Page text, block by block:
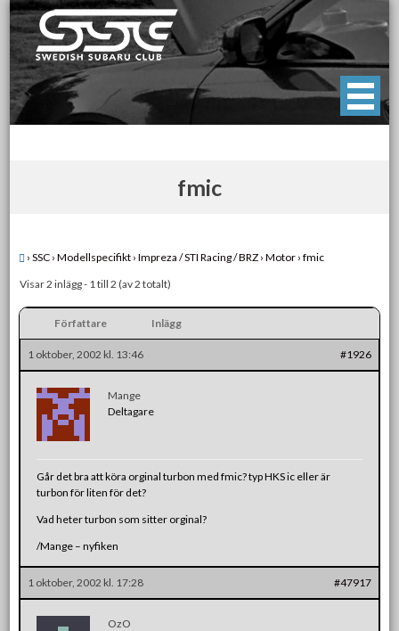
Skip
to
content
Swedish Subaru Club
För oss som älskar Subaru!
fmic
› SSC › Modellspecifikt › Impreza / STI Racing / BRZ › Motor › fmic
Visar 2 inlägg - 1 till 2 (av 2 totalt)
Författare Inlägg
1 oktober, 2002 kl. 13:46 #1926
Mange
Deltagare
Går det bra att köra orginal turbon med fmic? typ HKS ic eller är
turbon för liten för det?
Vad heter turbon som sitter orginal?
/Mange – nyfiken
1 oktober, 2002 kl. 17:28 #47917
OzO